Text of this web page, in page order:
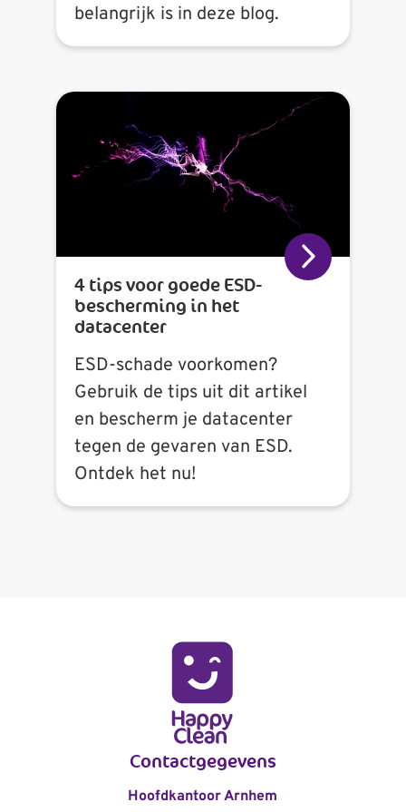
belangrijk is in deze blog.
4 tips voor goede ESD-
bescherming in het
datacenter
ESD-schade voorkomen?
Gebruik de tips uit dit artikel
en bescherm je datacenter
tegen de gevaren van ESD.
Ontdek het nu!
Contactgegevens
Hoofdkantoor Arnhem